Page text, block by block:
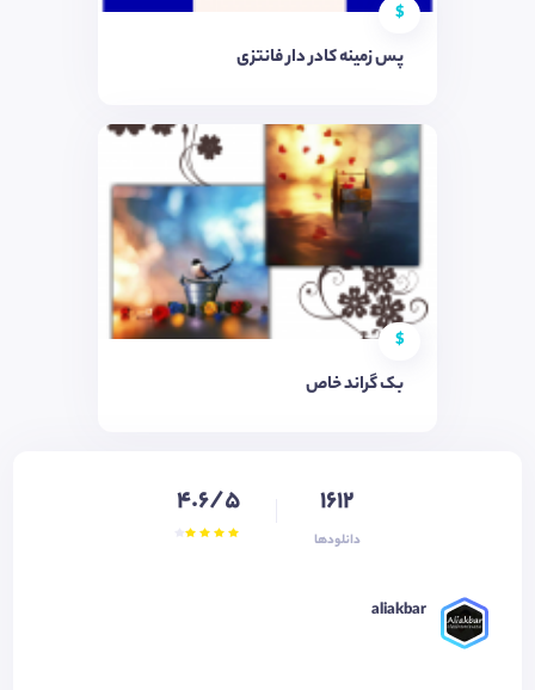
$
پس زمینه کادر دار فانتزی
$
بک گراند خاص
1612
دانلودها
4.6/5
aliakbar ‌‌‌